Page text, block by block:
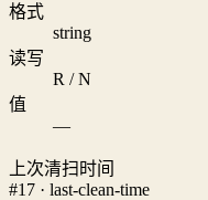
格式
string
读写
R / N
值
—
上次清扫时间
#17 · last-clean-time